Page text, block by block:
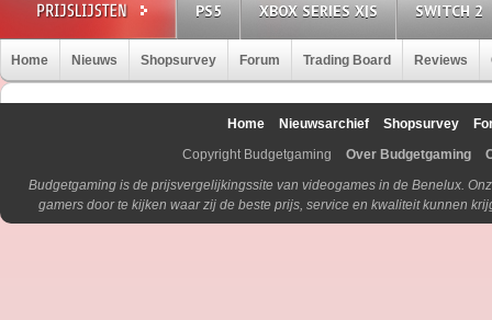
PS5 XBOX SERIES X|S SWITCH 2
Home Nieuws Shopsurvey Forum Trading Board Reviews
Home Nieuwsarchief Shopsurvey
Copyright Budgetgaming
Over Budgetgaming
Budgetgaming is de prijsvergelijkingssite van videogames in de Benelux.
gamers door te kijken waar zij de beste prijs, service en kwaliteit kunnen